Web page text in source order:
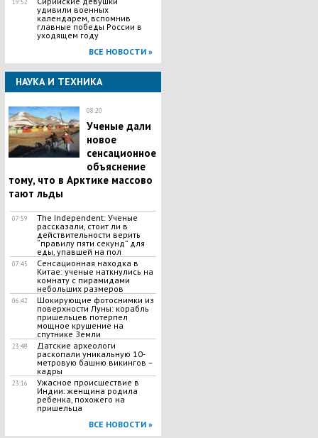
19:52
удивили военных
календарем, вспомнив
главные победы России в
уходящем году
ВСЕ НОВОСТИ »
НАУКА И ТЕХНИКА
08:20
Ученые дали
новое
сенсационное
объяснение
тому, что в Арктике массово
тают льды
07:59
The Independent: Ученые
рассказали, стоит ли в
действительности верить
“правилу пяти секунд” для
еды, упавшей на пол
07:45
Сенсационная находка в
Китае: ученые наткнулись на
комнату с пирамидами
небольших размеров
06:42
Шокирующие фотоснимки из
поверхности Луны: корабль
пришельцев потерпел
мощное крушение на
спутнике Земли
23:48
Датские археологи
раскопали уникальную 10-
метровую башню викингов –
кадры
23:16
Ужасное происшествие в
Индии: женщина родила
ребенка, похожего на
пришельца
ВСЕ НОВОСТИ »